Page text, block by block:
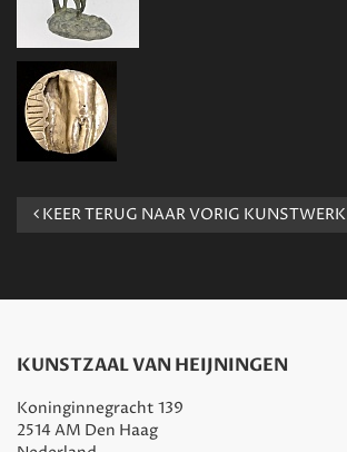
KEER TERUG NAAR VORIG KUNSTWERK
KUNSTZAAL VAN HEIJNINGEN
Koninginnegracht 139
2514 AM Den Haag